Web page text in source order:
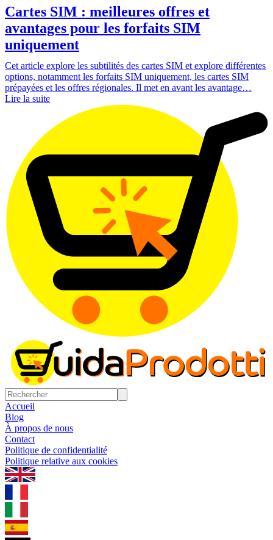
Cartes SIM : meilleures offres et
avantages pour les forfaits SIM
uniquement
Cet article explore les subtilités des cartes SIM et explore différentes
options, notamment les forfaits SIM uniquement, les cartes SIM
prépayées et les offres régionales. Il met en avant les avantage…
Lire la suite
Accueil
Blog
À propos de nous
Contact
Politique de confidentialité
Politique relative aux cookies